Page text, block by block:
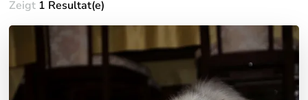
Zeigt 1 Resultat(e)